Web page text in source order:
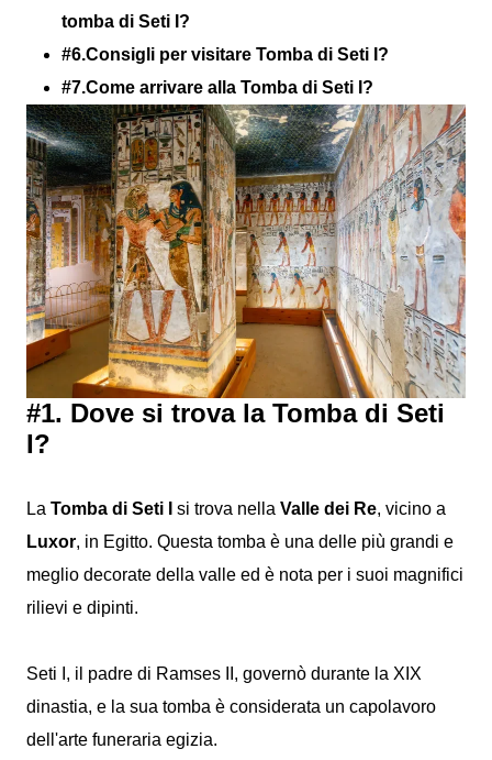
tomba di Seti I?
#6.Consigli per visitare Tomba di Seti I?
#7.Come arrivare alla Tomba di Seti I?
#1. Dove si trova la Tomba di Seti
I?
La Tomba di Seti I si trova nella Valle dei Re, vicino a
Luxor, in Egitto. Questa tomba è una delle più grandi e
meglio decorate della valle ed è nota per i suoi magnifici
rilievi e dipinti.
Seti I, il padre di Ramses II, governò durante la XIX
dinastia, e la sua tomba è considerata un capolavoro
dell'arte funeraria egizia.